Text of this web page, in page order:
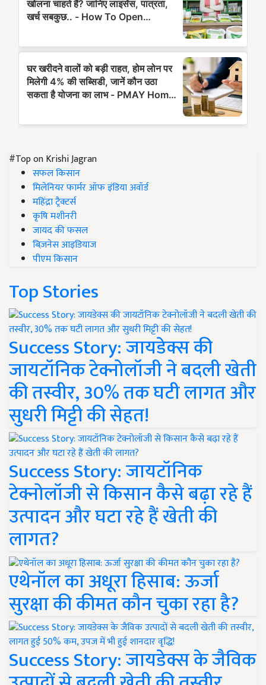
#Top on Krishi Jagran
सफल किसान
मिलेनियर फार्मर ऑफ इंडिया अवॉर्ड
महिंद्रा ट्रैक्टर्स
कृषि मशीनरी
जायद की फसल
बिज़नेस आइडियाज
पीएम किसान
Top Stories
Success Story: जायडेक्स की
जायटॉनिक टेक्नोलॉजी ने बदली खेती
की तस्वीर, 30% तक घटी लागत और
सुधरी मिट्टी की सेहत!
Success Story: जायटॉनिक
टेक्नोलॉजी से किसान कैसे बढ़ा रहे हैं
उत्पादन और घटा रहे हैं खेती की
लागत?
एथेनॉल का अधूरा हिसाब: ऊर्जा
सुरक्षा की कीमत कौन चुका रहा है?
Success Story: जायडेक्स के जैविक